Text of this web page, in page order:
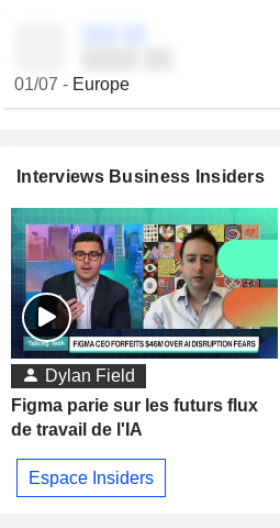
01/07 - Europe
Interviews Business Insiders
Dylan Field
Figma parie sur les futurs flux
de travail de l'IA
Espace Insiders